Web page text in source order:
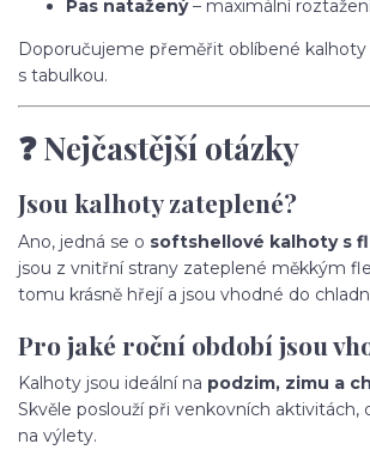
Pas natažený– maximální
Doporučujeme přeměřit oblíbené
s tabulkou.
❓ Nejčastější otázky
Jsou kalhoty zateplené?
Ano, jedná se o softshellové kalhoty s
jsou z vnitřní strany zateplené měkkým
tomu krásně hřejí a jsou vhodné do
Pro jaké roční období jsou
Kalhoty jsou ideální na podzim, zimu a
Skvěle poslouží při venkovních aktivitách,
na výlety.